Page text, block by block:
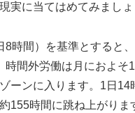
実に当てはめてみましょ
8時間）を基準とすると
時間外労働は月におよそ
ーンに入ります。1日14
155時間に跳ね上がりま